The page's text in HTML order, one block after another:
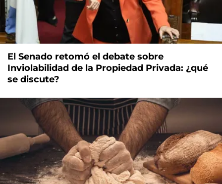
El Senado retomó el debate sobre
Inviolabilidad de la Propiedad Privada: ¿qué
se discute?